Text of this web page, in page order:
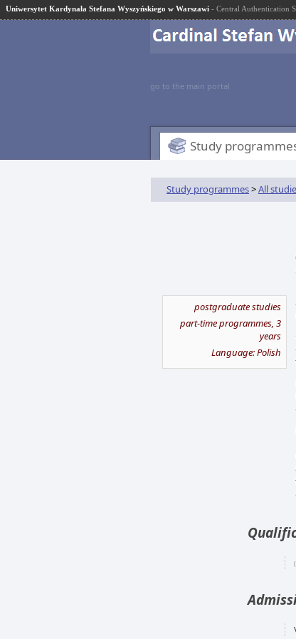
Uniwersytet Kardynała Stefana Wyszyńskiego w Warszawi - Central Authentication
go to the main portal
Study
Study programmes>All
postgraduate studies
part-time programmes, 3
years
Language: Polish